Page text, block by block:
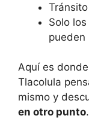
Solo los
pueden
Aquí es
Tlacolula
mismo y
en otro punto.